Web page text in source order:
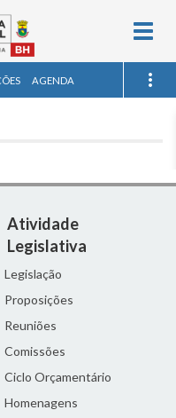
AGENDA
Atividade
Legislativa
Legislação
Proposições
Reuniões
Comissões
Ciclo Orçamentário
Homenagens